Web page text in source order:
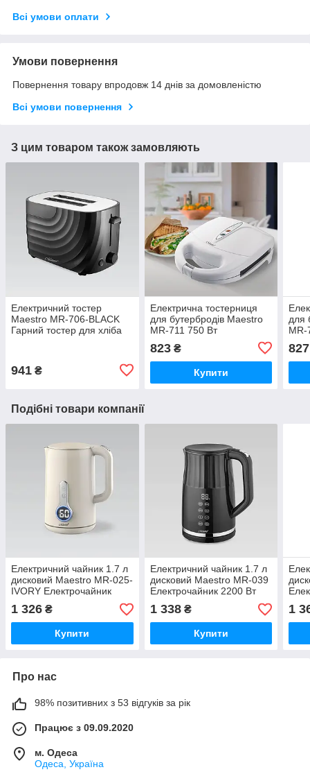
Всі умови оплати
Умови повернення
Повернення товару впродовж 14 днів за домовленістю
Всі умови повернення
З цим товаром також замовляють
Електричний тостер
Maestro MR-706-BLACK
Гарний тостер для хліба
941 ₴
Електрична тостерниця
для бутербродів Maestro
MR-711 750 Вт
Сендвічниця тостер для
дому
823₴
Купити
для
MR-
827
Подібні товари компанії
Електричний чайник 1.7 л
дисковий Maestro MR-025-
IVORY Електрочайник
2200 Вт для дому, офісу,
дачі
1 326 ₴
Купити
Електричний чайник 1.7 л
дисковий Maestro MR-039
Електрочайник 2200 Вт
для дому, офісу, дачі
1 338₴
Купити
для
1
Про нас
98% позитивних з 53 відгуків за рік
Працює з 09.09.2020
м. Одеса
Одеса, Україна